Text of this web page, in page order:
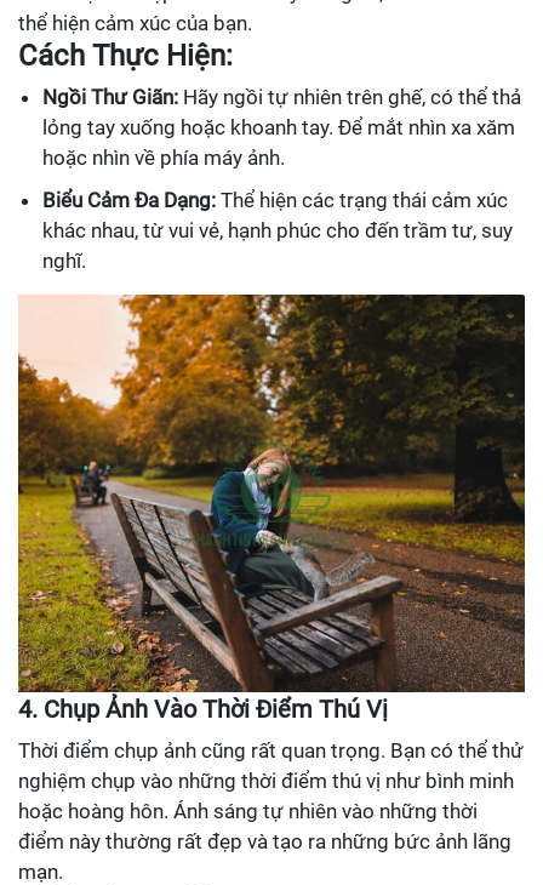
thể hiện cảm xúc của bạn.
Cách Thực Hiện:
Ngồi Thư Giãn: Hãy ngồi tự nhiên trên ghế, có thể thả
lỏng tay xuống hoặc khoanh tay. Để mắt nhìn xa xăm
hoặc nhìn về phía máy ảnh.
Biểu Cảm Đa Dạng: Thể hiện các trạng thái cảm xúc
khác nhau, từ vui vẻ, hạnh phúc cho đến trầm tư, suy
nghĩ.
4. Chụp Ảnh Vào Thời Điểm Thú Vị
Thời điểm chụp ảnh cũng rất quan trọng. Bạn có thể thử
nghiệm chụp vào những thời điểm thú vị như bình minh
hoặc hoàng hôn. Ánh sáng tự nhiên vào những thời
điểm này thường rất đẹp và tạo ra những bức ảnh lãng
mạn.